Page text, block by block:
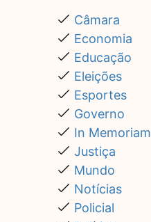
Câmara
Economia
Educação
Eleições
Esportes
Governo
In Memoriam
Justiça
Mundo
Notícias
Policial